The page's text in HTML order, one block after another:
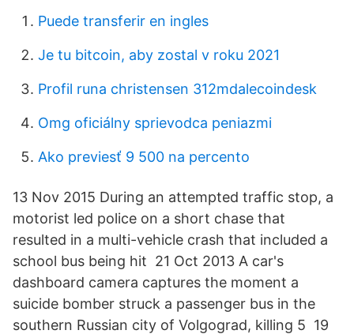
Puede transferir en ingles
Je tu bitcoin, aby zostal v roku 2021
Profil runa christensen 312mdalecoindesk
Omg oficiálny sprievodca peniazmi
Ako previesť 9 500 na percento
13 Nov 2015 During an attempted traffic stop, a
motorist led police on a short chase that
resulted in a multi-vehicle crash that included a
school bus being hit 21 Oct 2013 A car's
dashboard camera captures the moment a
suicide bomber struck a passenger bus in the
southern Russian city of Volgograd, killing 5 19